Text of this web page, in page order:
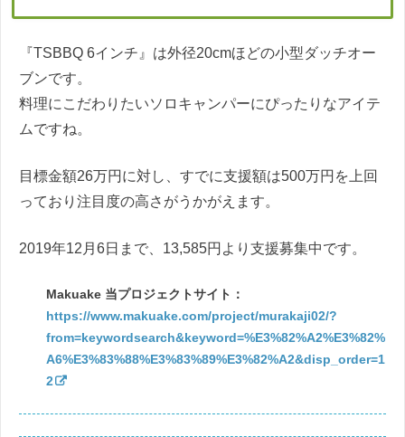
『TSBBQ 6インチ』は外径20cmほどの小型ダッチオー
ブンです。
料理にこだわりたいソロキャンパーにぴったりなアイテ
ムですね。
目標金額26万円に対し、すでに支援額は500万円を上回
っており注目度の高さがうかがえます。
2019年12月6日まで、13,585円より支援募集中です。
Makuake 当プロジェクトサイト：
https://www.makuake.com/project/murakaji02/?
from=keywordsearch&keyword=%E3%82%A2%E3%82%
A6%E3%83%88%E3%83%89%E3%82%A2&disp_order=1
2